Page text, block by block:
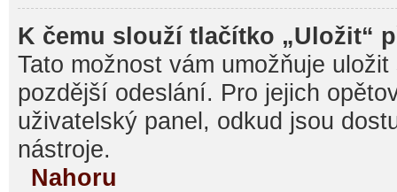
K čemu slouží tlačítko „Uložit“
Tato možnost vám umožňuje
pozdější odeslání. Pro jejich
uživatelský panel, odkud jsou
nástroje.
Nahoru